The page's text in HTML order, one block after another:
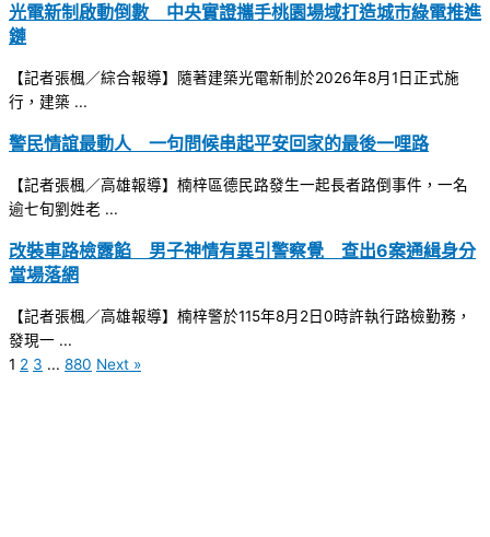
光電新制啟動倒數 中央實證攜手桃園場域打造城市綠電推進
鏈
【記者張楓／綜合報導】隨著建築光電新制於2026年8月1日正式施
行，建築 ...
警民情誼最動人 一句問候串起平安回家的最後一哩路
【記者張楓／高雄報導】楠梓區德民路發生一起長者路倒事件，一名
逾七旬劉姓老 ...
改裝車路檢露餡 男子神情有異引警察覺 查出6案通緝身分
當場落網
【記者張楓／高雄報導】楠梓警於115年8月2日0時許執行路檢勤務，
發現一 ...
1 2 3 ... 880 Next »